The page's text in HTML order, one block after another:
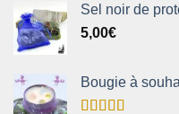
Sel noir de
5,00€
Bougie à